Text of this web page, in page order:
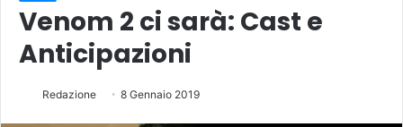
Venom 2 ci sarà: Cast e
Anticipazioni
Redazione 8 Gennaio 2019